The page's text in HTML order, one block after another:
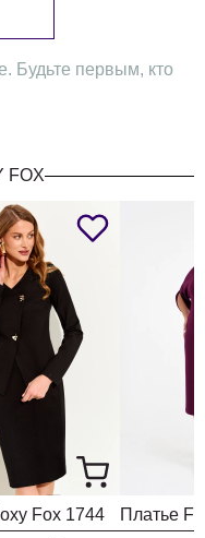
Будьте первым, кто
Fox 1744